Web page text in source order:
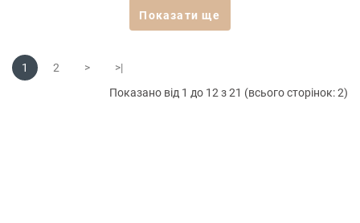
Показати ще
1 2 >
>|
Показано від 1 до 12 з 21 (всього сторінок: 2)